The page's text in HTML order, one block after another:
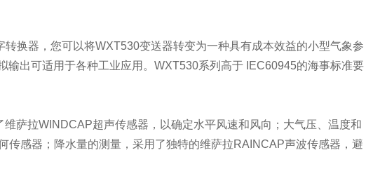
换器，您可以将WXT530变送器转变为一种具有成本效益的小型气象参
出可适用于各种工业应用。WXT530系列高于 IEC60945的海事标准要
萨拉WINDCAP超声传感器，以确定水平风速和风向；大气压、温度和
感器；降水量的测量，采用了独特的维萨拉RAINCAP声波传感器，避